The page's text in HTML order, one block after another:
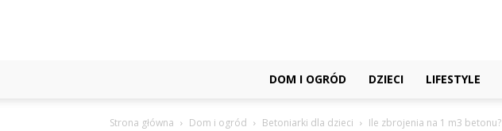
DOM I OGRÓD DZIECI LIFESTYLE
Strona główna Dom i ogród Betoniarki dla dzieci Ile zbrojenia na 1 m3 betonu?